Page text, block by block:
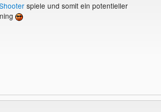
spiele und somit ein potentieller